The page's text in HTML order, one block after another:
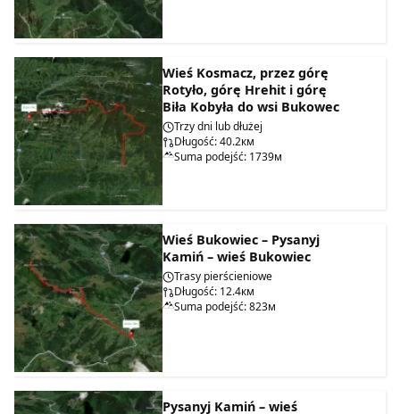
Wieś Kosmacz, przez górę
Rotyło, górę Hrehit i górę
Biła Kobyła do wsi Bukowec
Trzy dni lub dłużej
Długość: 40.2км
Suma podejść: 1739м
Wieś Bukowiec – Pysanyj
Kamiń – wieś Bukowiec
Trasy pierścieniowe
Długość: 12.4км
Suma podejść: 823м
Pysanyj Kamiń – wieś